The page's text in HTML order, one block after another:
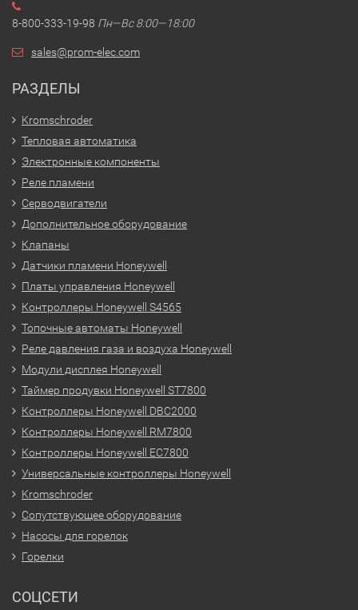
8-800-333-19-98 Пн—Вс 8:00—18:00
sales@prom-elec.com
РАЗДЕЛЫ
Kromschroder
Тепловая автоматика
Электронные компоненты
Реле пламени
Серводвигатели
Дополнительное оборудование
Клапаны
Датчики пламени Honeywell
Платы управления Honeywell
Контроллеры Honeywell S4565
Топочные автоматы Honeywell
Реле давления газа и воздуха Honeywell
Модули дисплея Honeywell
Таймер продувки Honeywell ST7800
Контроллеры Honeywell DBC2000
Контроллеры Honeywell RM7800
Контроллеры Honeywell EC7800
Универсальные контроллеры Honeywell
Kromschroder
Сопутствующее оборудование
Насосы для горелок
Горелки
СОЦСЕТИ